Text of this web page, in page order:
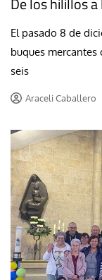
El pasado 8 de
buques
seis
Araceli Caballero